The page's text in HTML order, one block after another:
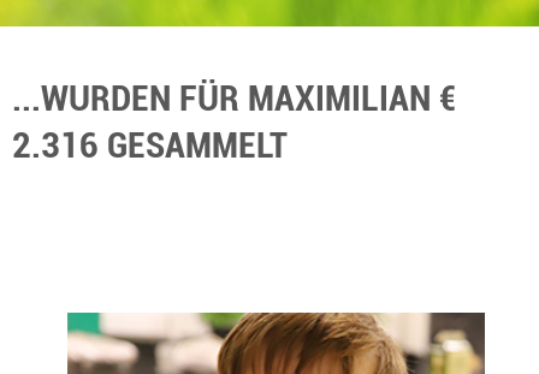
...WURDEN FÜR MAXIMILIAN €
2.316 GESAMMELT